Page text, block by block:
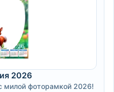
2026
милой фоторамкой 2026!